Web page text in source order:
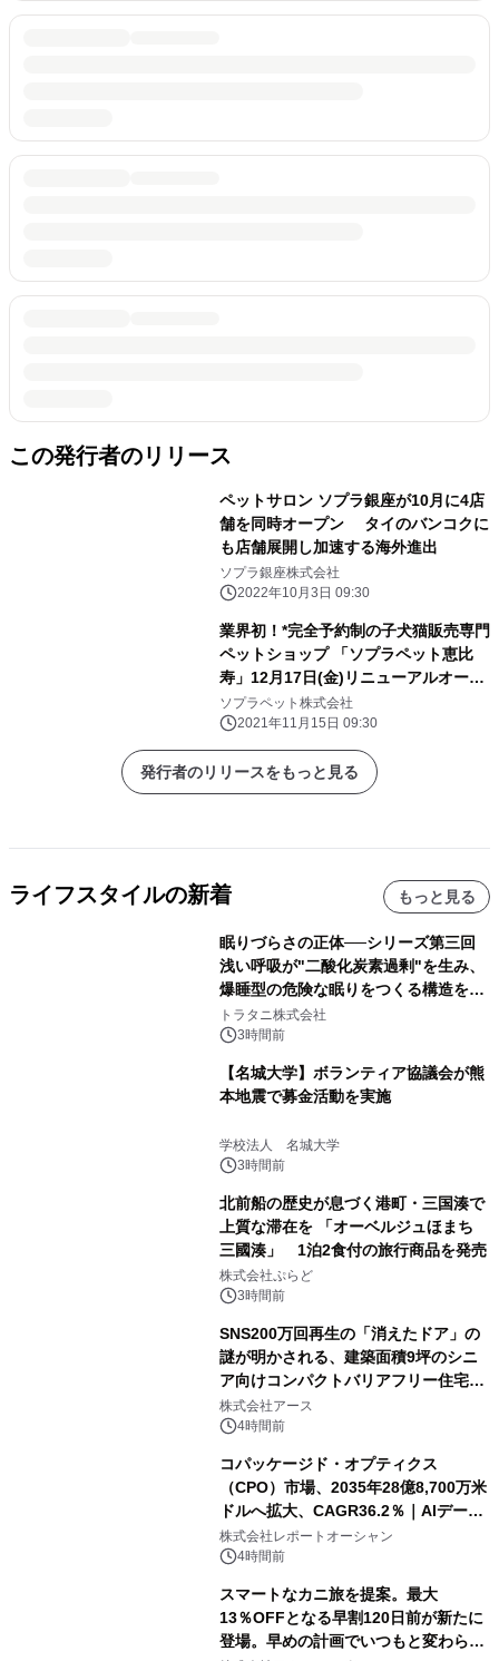
この発行者のリリース
ペットサロン ソプラ銀座が10月に4店
舗を同時オープン タイのバンコクに
も店舗展開し加速する海外進出
ソプラ銀座株式会社
2022年10月3日 09:30
業界初！*完全予約制の子犬猫販売専門
ペットショップ 「ソプラペット恵比
寿」12月17日(金)リニューアルオープ
ン *当社調べ
ソプラペット株式会社
2021年11月15日 09:30
発行者のリリースをもっと見る
ライフスタイルの新着 もっと見る
眠りづらさの正体──シリーズ第三回
浅い呼吸が"二酸化炭素過剰"を生み、
爆睡型の危険な眠りをつくる構造を解
説
トラタニ株式会社
3時間前
【名城大学】ボランティア協議会が熊
本地震で募金活動を実施
学校法人 名城大学
3時間前
北前船の歴史が息づく港町・三国湊で
上質な滞在を 「オーベルジュほまち
三國湊」 1泊2食付の旅行商品を発売
株式会社ぷらど
3時間前
SNS200万回再生の「消えたドア」の
謎が明かされる、建築面積9坪のシニ
ア向けコンパクトバリアフリー住宅が
誕生
株式会社アース
4時間前
コパッケージド・オプティクス
（CPO）市場、2035年28億8,700万米
ドルへ拡大、CAGR36.2％｜AIデータ
センター・高速光通信需要が成長を加
速
株式会社レポートオーシャン
4時間前
スマートなカニ旅を提案。最大
13％OFFとなる早割120日前が新たに
登場。早めの計画でいつもと変わらぬ